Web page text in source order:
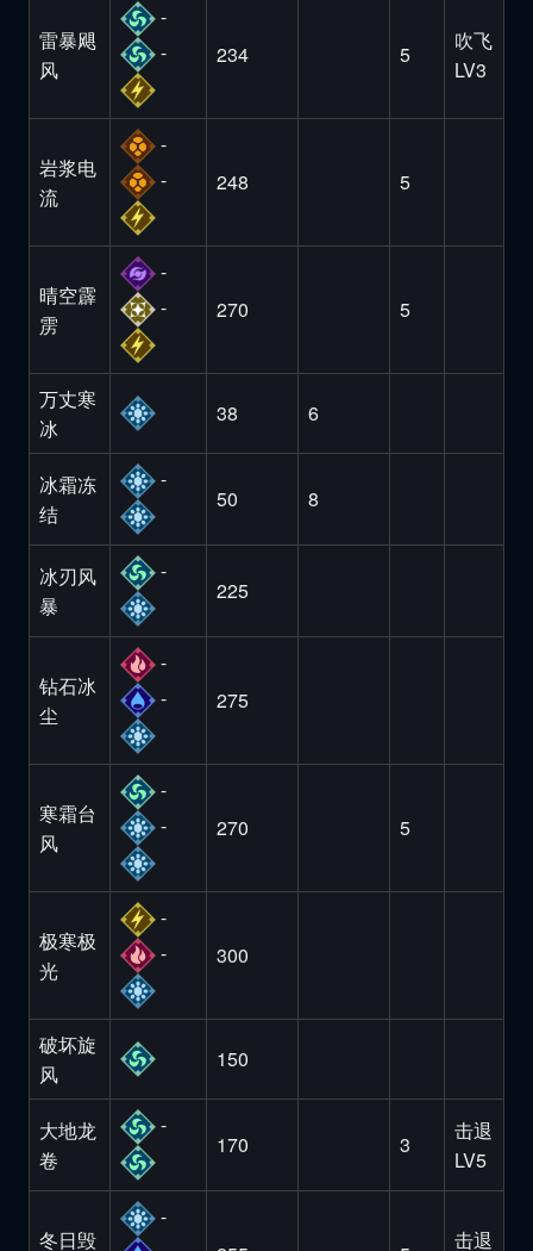
雷暴飓
风
-
-
234 5
吹飞
LV3
岩浆电
流
-
-
248 5
晴空霹
雳
-
-
270 5
万丈寒
冰
38 6
冰霜冻
结
-
50 8
冰刃风
暴
-
225
钻石冰
尘
-
-
275
寒霜台
风
-
-
270 5
极寒极
光
-
-
300
破坏旋
风
150
大地龙
卷
-
170 3
击退
LV5
冬日毁
-
击退